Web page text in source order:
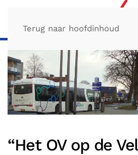
Terug naar hoofdinhoud
“Het OV op de